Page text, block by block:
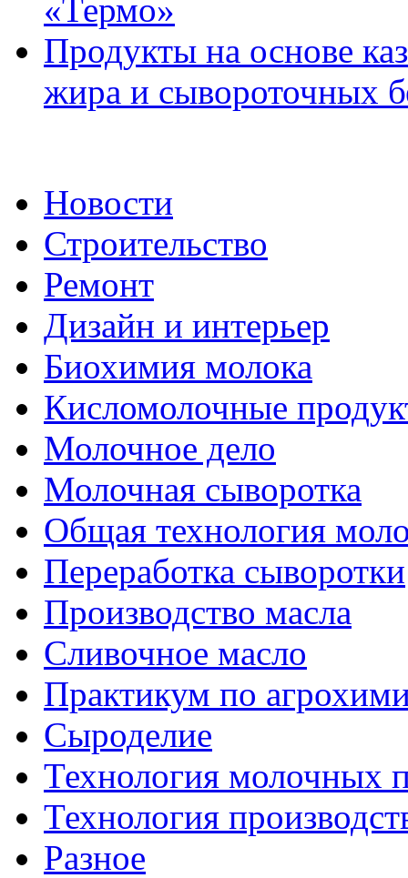
«Термо»
Продукты на основе
жира и сывороточных
Новости
Строительство
Ремонт
Дизайн и интерьер
Биохимия молока
Кисломолочные
Молочное дело
Молочная сыворотка
Общая технология
Переработка сыворотки
Производство масла
Сливочное масло
Практикум по
Сыроделие
Технология молочных
Технология
Разное